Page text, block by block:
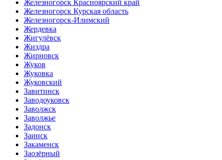
Железногорск Красноярский край
Железногорск Курская область
Железногорск-Илимский
Жердевка
Жигулёвск
Жиздра
Жирновск
Жуков
Жуковка
Жуковский
Завитинск
Заводоуковск
Заволжск
Заволжье
Задонск
Заинск
Закаменск
Заозёрный